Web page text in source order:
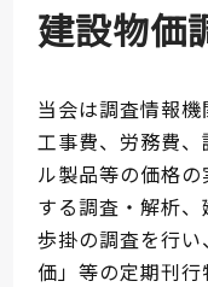
建設物価
当会は調査情報
工事費、労務費
ル製品等の価格
する調査・解析
歩掛の調査を行
価」等の定期刊